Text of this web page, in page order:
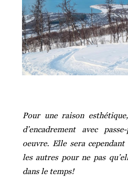
Pour une raison
d’encadrement avec
oeuvre. Elle sera
les autres pour ne pas
dans le temps!